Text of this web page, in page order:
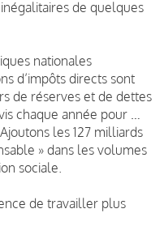
de quelques
nationales
d’impôts directs sont
de réserves et de dettes
chaque année pour …
les 127 milliards
» dans les volumes
sociale.
de travailler plus